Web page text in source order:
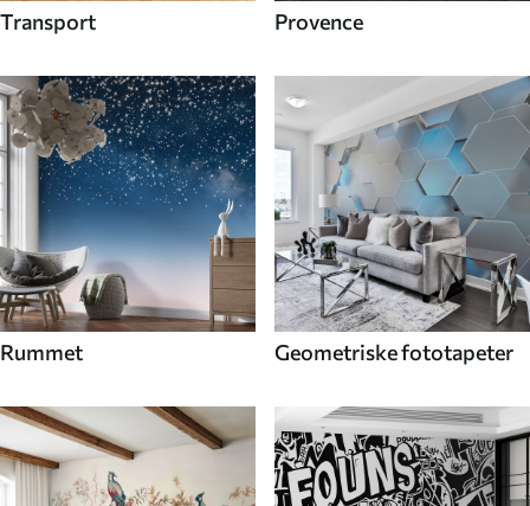
Transport Provence
Rummet Geometriske fototapeter